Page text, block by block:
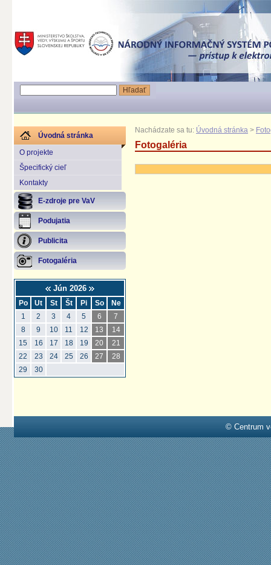
Úvodná stránka
O projekte
Špecifický cieľ
Kontakty
E-zdroje pre VaV
Podujatia
Publicita
Fotogaléria
Jún 2026
Po Ut St Št Pi So
Ne
1
2 3 4 5 6
7
8
9 10 11 12 13
14
15
16 17 18 19 20
21
22
23 24 25 26 27
28
29
30
Nachádzate sa tu: Úvodná stránka >
Fotogaléria
© Centrum